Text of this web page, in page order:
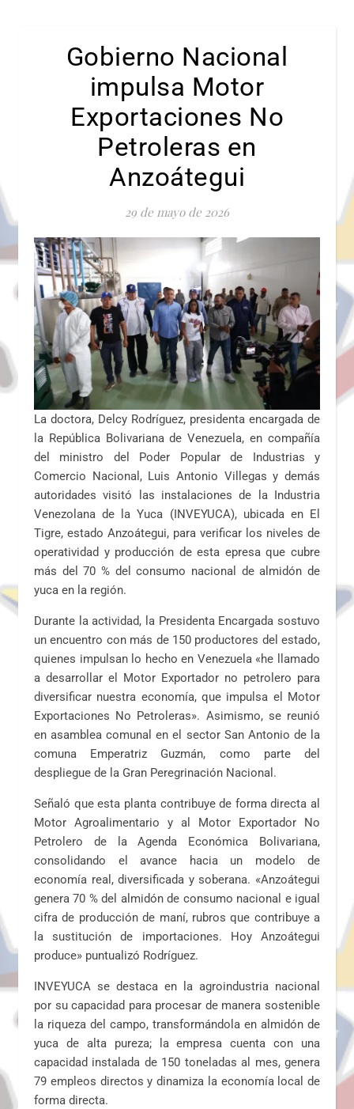
Gobierno Nacional
impulsa Motor
Exportaciones No
Petroleras en
Anzoátegui
29 de mayo de 2026
La doctora, Delcy Rodríguez, presidenta encargada de
la República Bolivariana de Venezuela, en compañía
del ministro del Poder Popular de Industrias y
Comercio Nacional, Luis Antonio Villegas y demás
autoridades visitó las instalaciones de la Industria
Venezolana de la Yuca (INVEYUCA), ubicada en El
Tigre, estado Anzoátegui, para verificar los niveles de
operatividad y producción de esta epresa que cubre
más del 70 % del consumo nacional de almidón de
yuca en la región.
Durante la actividad, la Presidenta Encargada sostuvo
un encuentro con más de 150 productores del estado,
quienes impulsan lo hecho en Venezuela «he llamado
a desarrollar el Motor Exportador no petrolero para
diversificar nuestra economía, que impulsa el Motor
Exportaciones No Petroleras». Asimismo, se reunió
en asamblea comunal en el sector San Antonio de la
comuna Emperatriz Guzmán, como parte del
despliegue de la Gran Peregrinación Nacional.
Señaló que esta planta contribuye de forma directa al
Motor Agroalimentario y al Motor Exportador No
Petrolero de la Agenda Económica Bolivariana,
consolidando el avance hacia un modelo de
economía real, diversificada y soberana. «Anzoátegui
genera 70 % del almidón de consumo nacional e igual
cifra de producción de maní, rubros que contribuye a
la sustitución de importaciones. Hoy Anzoátegui
produce» puntualizó Rodríguez.
INVEYUCA se destaca en la agroindustria nacional
por su capacidad para procesar de manera sostenible
la riqueza del campo, transformándola en almidón de
yuca de alta pureza; la empresa cuenta con una
capacidad instalada de 150 toneladas al mes, genera
79 empleos directos y dinamiza la economía local de
forma directa.